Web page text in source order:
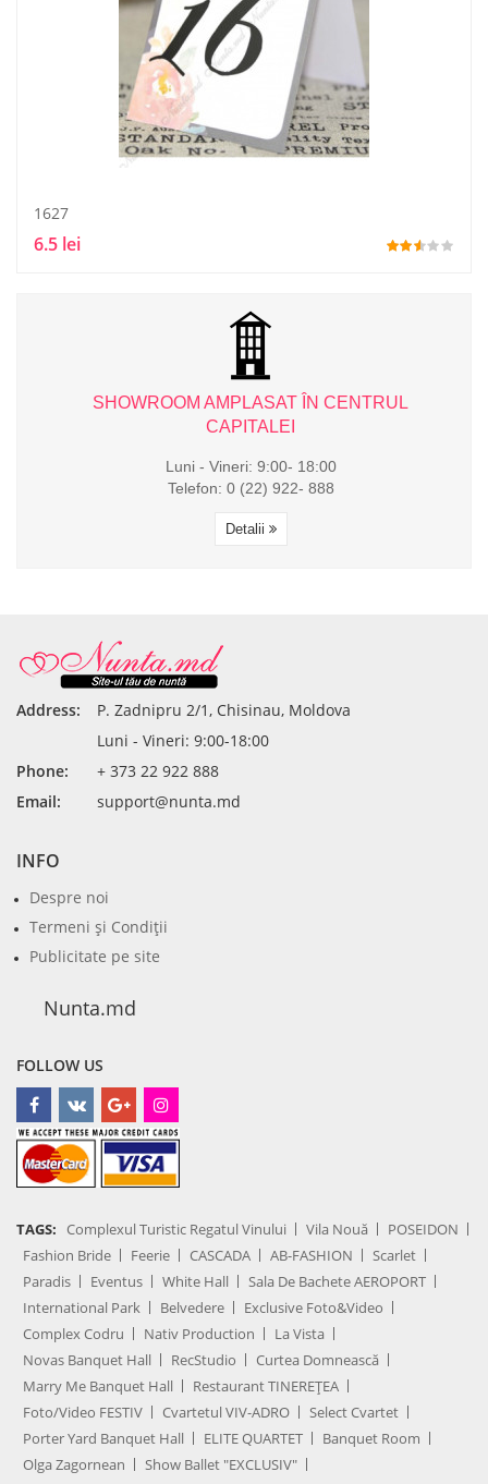
1627
6.5 lei
SHOWROOM AMPLASAT ÎN CENTRUL
CAPITALEI
Luni - Vineri: 9:00- 18:00
Telefon: 0 (22) 922- 888
Detalii
Address:
P. Zadnipru 2/1, Chisinau, Moldova
Luni - Vineri: 9:00-18:00
Phone:
+ 373 22 922 888
Email:
support@nunta.md
INFO
Despre noi
Termeni şi Condiţii
Publicitate pe site
Nunta.md
FOLLOW US
TAGS: Complexul Turistic Regatul Vinului Vila Nouă
POSEIDON
Fashion Bride
Feerie CASCADA AB-FASHION
Scarlet
Paradis
Eventus White Hall
Sala De Bachete AEROPORT
International Park
Belvedere
Exclusive Foto&Video
Complex Codru
Nativ Production
La Vista
Novas Banquet Hall
RecStudio
Curtea Domnească
Marry Me Banquet Hall
Restaurant TINEREȚEA
Foto/Video FESTIV
Cvartetul VIV-ADRO
Select Cvartet
Porter Yard Banquet Hall
ELITE QUARTET
Banquet Room
Olga Zagornean
Show Ballet "EXCLUSIV"